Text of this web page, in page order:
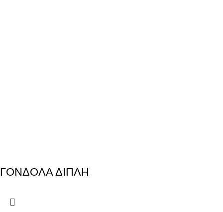
ΓΟΝΔΟΛΑ ΔΙΠΛΗ